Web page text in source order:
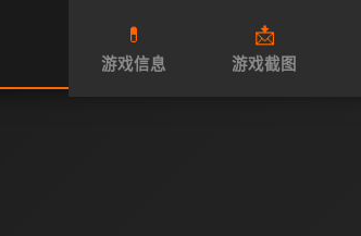
💊
游戏信息
📩
游戏截图